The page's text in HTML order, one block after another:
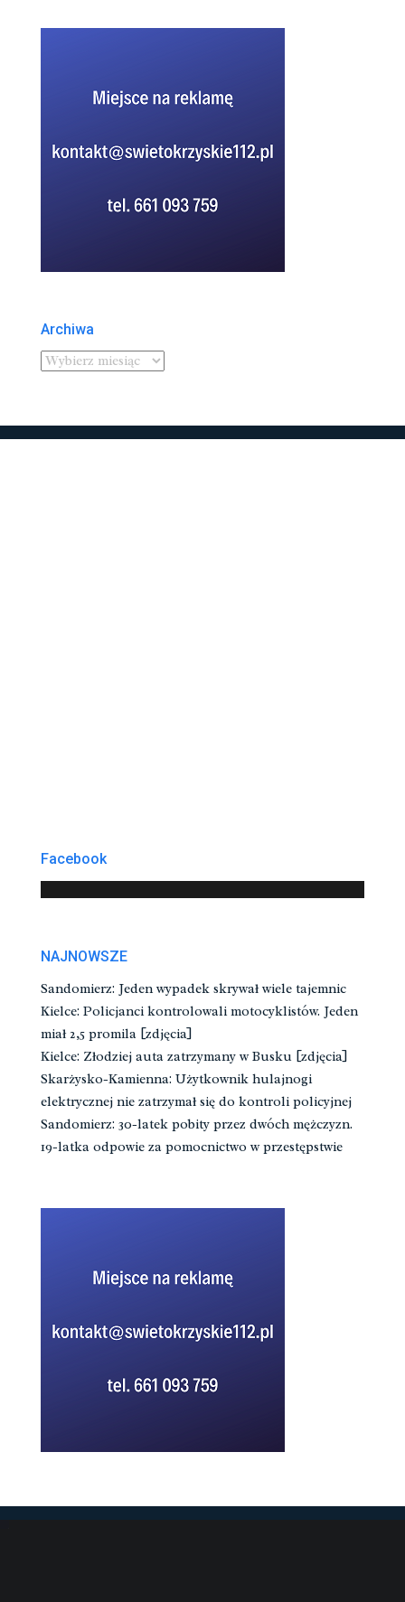
Archiwa
Facebook
NAJNOWSZE
Sandomierz: Jeden wypadek skrywał wiele tajemnic
Kielce: Policjanci kontrolowali motocyklistów. Jeden
miał 2,5 promila [zdjęcia]
Kielce: Złodziej auta zatrzymany w Busku [zdjęcia]
Skarżysko-Kamienna: Użytkownik hulajnogi
elektrycznej nie zatrzymał się do kontroli policyjnej
Sandomierz: 30-latek pobity przez dwóch mężczyzn.
19-latka odpowie za pomocnictwo w przestępstwie